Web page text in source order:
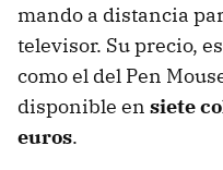
mando a distancia
televisor. Su precio,
como el del Pen
disponible en siete
euros.